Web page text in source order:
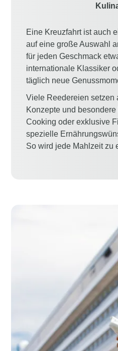
Eine Kreuzfahrt ist auch
auf eine große Auswahl
für jeden Geschmack
internationale Klassiker
täglich neue
Viele Reedereien setzen
Konzepte und
Cooking oder exklusive
spezielle
So wird jede Mahlzeit zu